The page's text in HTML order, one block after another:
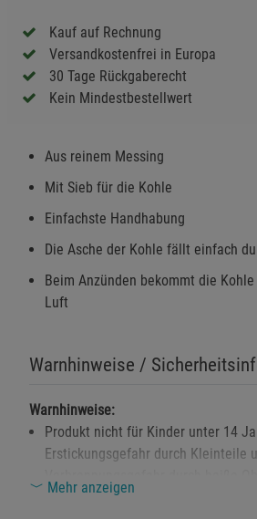
Kauf auf Rechnung
Versandkostenfrei in Europa
30 Tage Rückgaberecht
Kein Mindestbestellwert
Aus reinem Messing
Mit Sieb für die Kohle
Einfachste Handhabung
Die Asche der Kohle fällt einfach
Beim Anzünden bekommt die
Luft
Warnhinweise /
Warnhinweise:
Produkt nicht für Kinder unter 14
Erstickungsgefahr durch Kleinteile
Mehr anzeigen